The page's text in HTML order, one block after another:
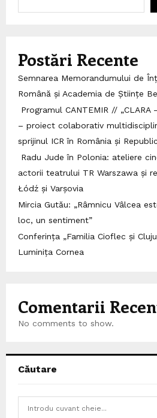
Postări Recente
Semnarea Memorandumului de
Română și Academia de Științe
Programul CANTEMIR //
– proiect colaborativ
sprijinul ICR în România și
Radu Jude în Polonia: ateliere
actorii teatrului TR Warszawa și
Łódź și Varșovia
Mircia Gutău: „Râmnicu Vâlcea
loc, un sentiment”
Conferința „Familia Cioflec și
Luminița Cornea
Comentarii
No comments to show.
Căutare